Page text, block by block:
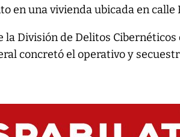
en una vivienda ubicada en
la División de Delitos
concretó el operativo y